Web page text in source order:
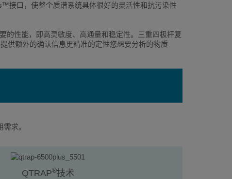
接口，使整个质谱系统具体很好的灵活性和抗污染性
的性能，即高灵敏度、高通量和稳定性。三重四极杆复
供额外的确认信息更精准的定性您想要分析的物质
求。
QTRAP®技术